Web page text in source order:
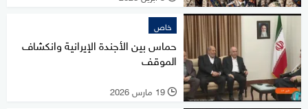
خاص
حماس بين الأجندة الإيرانية وانكشاف
الموقف
l 19 مارس 2026